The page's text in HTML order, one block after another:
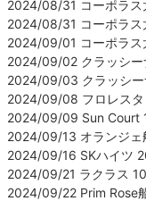
2024/08/31 コーポラス
2024/08/31 コーポラス
2024/09/01 コーポラス
2024/09/02 クラッシー
2024/09/03 クラッシー
2024/09/08 フロレスタ
2024/09/09 Sun Court
2024/09/13 オランジェ
2024/09/16 SKハイツ
2024/09/21 ラクラス
2024/09/22 Prim Rose